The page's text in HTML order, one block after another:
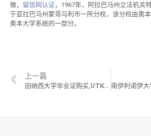
做， 留信网认证，1967年，阿拉巴马州立法机关
于亚拉巴马州蒙哥马利市一所分校，该分校由奥
奥本大学系统的一部分。
上一篇
田纳西大学毕业证购买,UTK学位证制作,田纳西大学毕业证成绩单订做